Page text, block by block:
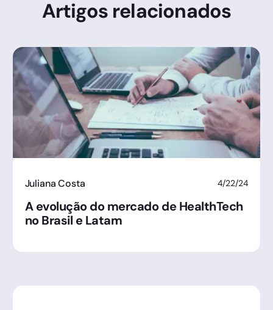
Artigos relacionados
Juliana Costa 4/22/24
A evolução do mercado de HealthTech
no Brasil e Latam